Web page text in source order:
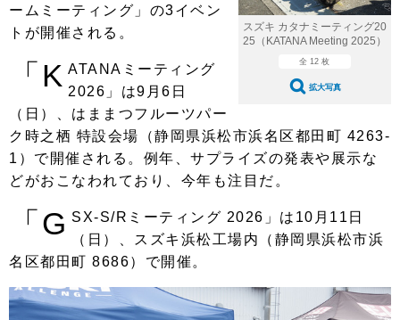
鈑金・塗装 コーティング
フィルム・ラッピング
小キズ直し 防錆
特集記事
ストップ 不具合修理＆粗悪修理
カーメーカー「旧車」関連プロジェ
クト
コラム
ショップ紹介
ショップレポート プロショップ検索
レストア
カーメーカー「旧車」関連プロジ
ェクト
コラム
インタビュー
イベント
イベント告知 イベントレポート
スズキ カタナミーティング20
25（KATANA Meeting 2025）
全 12 枚
拡大写真
ームミーティング」の3イベン
トが開催される。
「K ATANAミーティング
2026」は9月6日
（日）、はままつフルーツパー
ク時之栖 特設会場（静岡県浜松市浜名区都田町 4263-
1）で開催される。例年、サプライズの発表や展示な
どがおこなわれており、今年も注目だ。
「G SX-S/Rミーティング 2026」は10月11日
（日）、スズキ浜松工場内（静岡県浜松市浜
名区都田町 8686）で開催。